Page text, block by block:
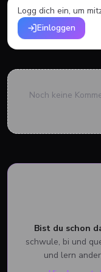
Logg dich ein, um
Einloggen
Noch keine
Bist du schon
schwule, bi und
und lern